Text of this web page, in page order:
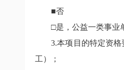
■否
□是，公益一类事业单
3.本项目的特定资格要
工）；